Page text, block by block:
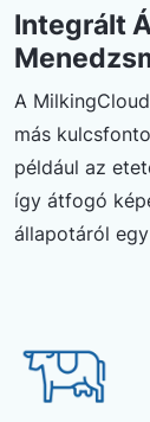
Integrált
A
más
például az
így átfogó
állapotáról